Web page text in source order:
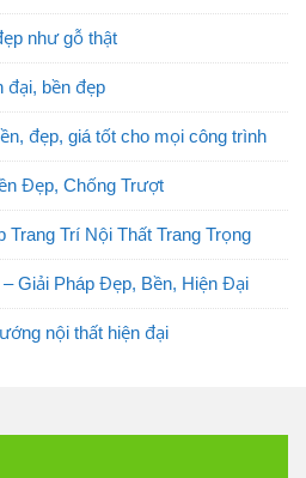
như gỗ thật
đại, bền đẹp
đẹp, giá tốt cho mọi công trình
Đẹp, Chống Trượt
Trang Trí Nội Thất Trang Trọng
Giải Pháp Đẹp, Bền, Hiện Đại
nội thất hiện đại